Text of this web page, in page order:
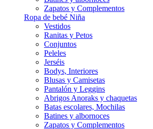
Zapatos y Complementos
Ropa de bebé Niña
Vestidos
Ranitas y Petos
Conjuntos
Peleles
Jerséis
Bodys, Interiores
Blusas y Camisetas
Pantalón y Leggins
Abrigos Anoraks y chaquetas
Batas escolares, Mochilas
Batines y albornoces
Zapatos y Complementos